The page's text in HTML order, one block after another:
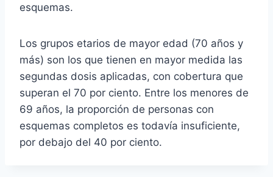
esquemas.
Los grupos etarios de mayor edad (70 años y
más) son los que tienen en mayor medida las
segundas dosis aplicadas, con cobertura que
superan el 70 por ciento. Entre los menores de
69 años, la proporción de personas con
esquemas completos es todavía insuficiente,
por debajo del 40 por ciento.